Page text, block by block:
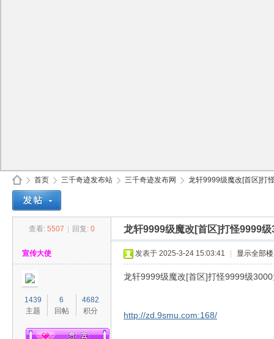
首页
›
三千奇迹发布站 三千奇迹发布网
›
龙轩9999级魔改[首区]打
查看: 5507 回复: 0 龙轩9999级魔改[首区]打怪9999
宣传大使
1439
主题
6
回帖
4682
积分
发表于 2025-3-24 15:03:41 显示全部
龙轩9999级魔改[首区]打怪9999级
http://zd.9smu.com:168/